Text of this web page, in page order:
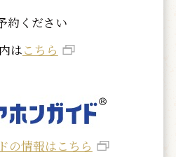
約ください
はこちら
の情報はこちら